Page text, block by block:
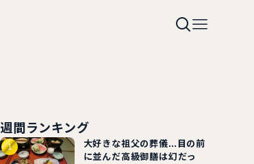
週間ランキング
大好きな祖父の葬儀…目の前
に並んだ高級御膳は幻だっ